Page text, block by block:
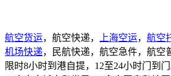
航空货运，航空快递， 上海空运， 航空
机场快递，民航快递，航空急件，航空
限时8小时到港自提，12至24小时门到